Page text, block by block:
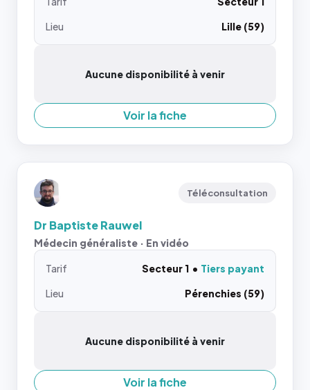
Lieu
Lille (59)
Aucune disponibilité à venir
Voir la fiche
Téléconsultation
Dr Baptiste Rauwel
Médecin généraliste · En vidéo
Tarif Secteur 1
Tiers payant
Lieu
Pérenchies (59)
Aucune disponibilité à venir
Voir la fiche